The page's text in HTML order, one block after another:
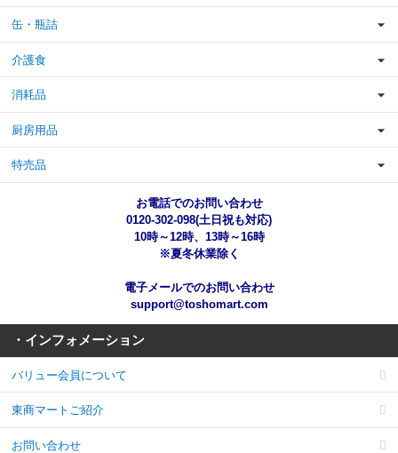
缶・瓶詰
介護食
消耗品
厨房用品
特売品
お電話でのお問い合わせ
0120-302-098(土日祝も対応)
10時～12時、13時～16時
※夏冬休業除く
電子メールでのお問い合わせ
support@toshomart.com
・インフォメーション
バリュー会員について
東商マートご紹介
お問い合わせ